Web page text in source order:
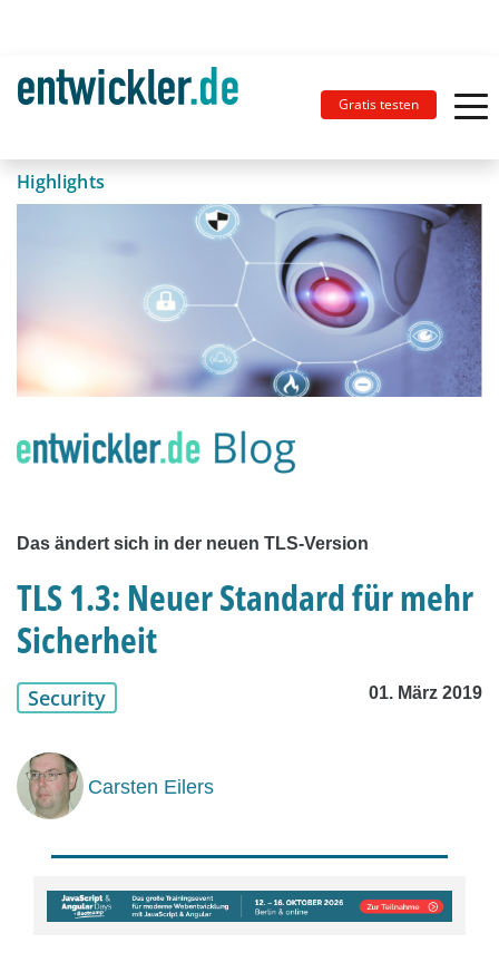
Gratis testen
Highlights
Das ändert sich in der neuen TLS-Version
TLS 1.3: Neuer Standard für mehr
Sicherheit
Security 01. März 2019
Carsten Eilers